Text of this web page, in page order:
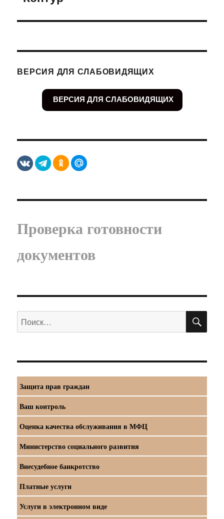
ВЕРСИЯ ДЛЯ СЛАБОВИДЯЩИХ
ВЕРСИЯ ДЛЯ СЛАБОВИДЯЩИХ
Проверка готовности
документов
Искать:
Защита прав граждан
Ваш контроль
Оценка качества обслуживания в МФЦ
Министерство социального развития
Внесудебное банкротство
Платные услуги
Услуги в электронном виде